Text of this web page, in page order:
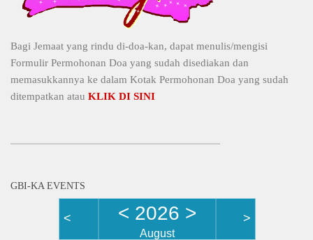
Bagi Jemaat yang rindu di-doa-kan, dapat menulis/mengisi
Formulir Permohonan Doa yang sudah disediakan dan
memasukkannya ke dalam Kotak Permohonan Doa yang sudah
ditempatkan atau KLIK DI SINI
GBI-KA EVENTS
< < 2026 >
August
>